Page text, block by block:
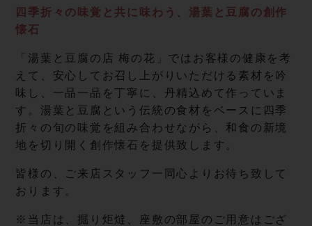
四季折々の味覚と共に味わう、湯葉と豆腐の創作
懐石
「湯葉と豆腐の店 梅の花」ではお客様の健康を考
えて、安心してお召し上がりいただける素材を吟
味し、一品一品を丁寧に、丹精込めて作っていま
す。湯葉と豆腐という伝統の食材をベースに四季
折々の旬の味覚を組み合わせながら、和食の新境
地を切り開く創作懐石を提供致します。
皆様の、ご来店スタッフ一同心よりお待ち致して
おります。
※当店は、掘り炬燵、座敷の部屋のご用意はござ